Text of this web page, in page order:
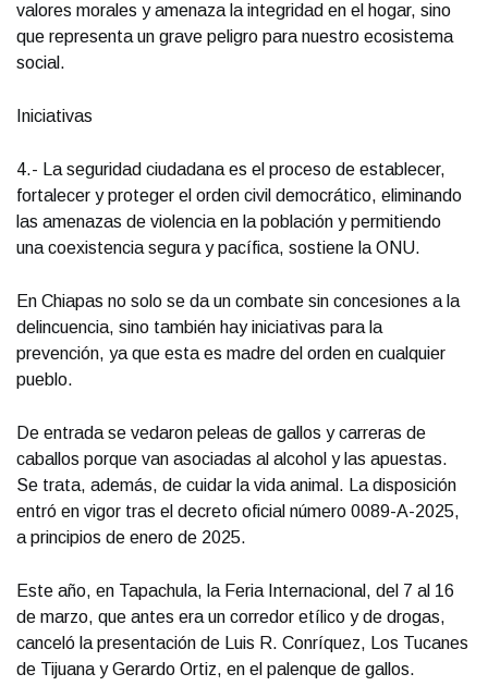
valores morales y amenaza la integridad en el hogar, sino
que representa un grave peligro para nuestro ecosistema
social.
Iniciativas
4.- La seguridad ciudadana es el proceso de establecer,
fortalecer y proteger el orden civil democrático, eliminando
las amenazas de violencia en la población y permitiendo
una coexistencia segura y pacífica, sostiene la ONU.
En Chiapas no solo se da un combate sin concesiones a la
delincuencia, sino también hay iniciativas para la
prevención, ya que esta es madre del orden en cualquier
pueblo.
De entrada se vedaron peleas de gallos y carreras de
caballos porque van asociadas al alcohol y las apuestas.
Se trata, además, de cuidar la vida animal. La disposición
entró en vigor tras el decreto oficial número 0089-A-2025,
a principios de enero de 2025.
Este año, en Tapachula, la Feria Internacional, del 7 al 16
de marzo, que antes era un corredor etílico y de drogas,
canceló la presentación de Luis R. Conríquez, Los Tucanes
de Tijuana y Gerardo Ortiz, en el palenque de gallos.